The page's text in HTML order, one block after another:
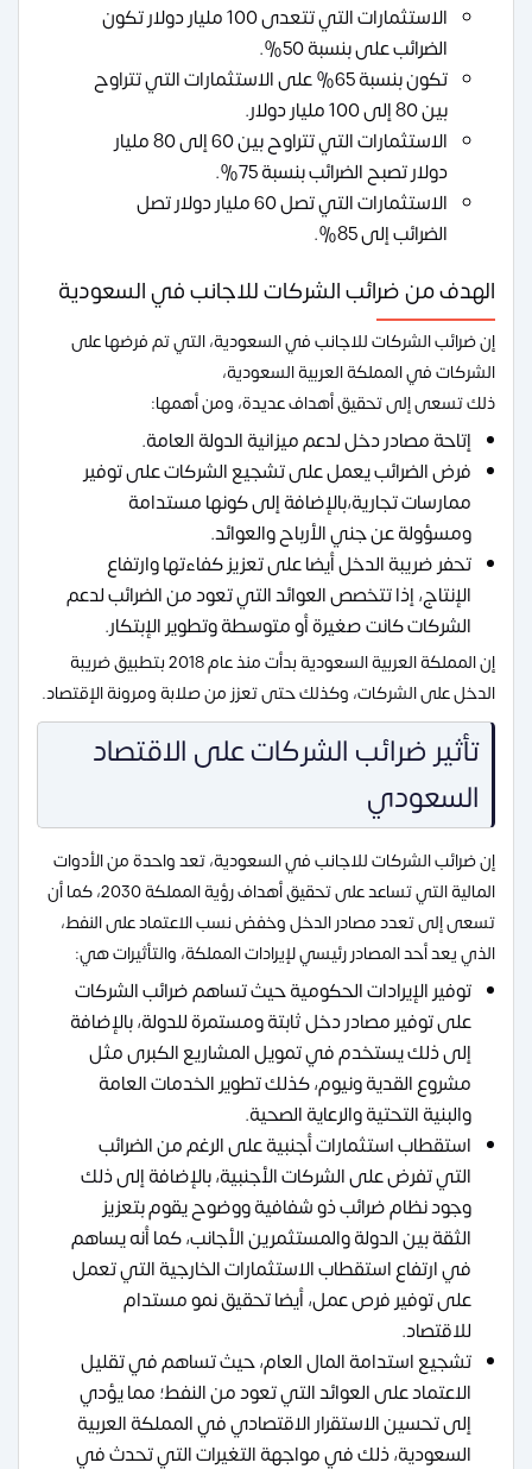
الاستثمارات التي تتعدى 100 مليار دولار تكون
الضرائب على بنسبة 50%.
تكون بنسبة 65% على الاستثمارات التي تتراوح
بين 80 إلى 100 مليار دولار.
الاستثمارات التي تتراوح بين 60 إلى 80 مليار
دولار تصبح الضرائب بنسبة 75%.
الاستثمارات التي تصل 60 مليار دولار تصل
الضرائب إلى 85%.
الهدف من ضرائب الشركات للاجانب في السعودية
إن ضرائب الشركات للاجانب في السعودية، التي تم فرضها على
الشركات في المملكة العربية السعودية،
ذلك تسعى إلى تحقيق أهداف عديدة، ومن أهمها:
إتاحة مصادر دخل لدعم ميزانية الدولة العامة.
فرض الضرائب يعمل على تشجيع الشركات على توفير
ممارسات تجارية،بالإضافة إلى كونها مستدامة
ومسؤولة عن جني الأرباح والعوائد.
تحفر ضريبة الدخل أيضا على تعزيز كفاءتها وارتفاع
الإنتاج، إذا تتخصص العوائد التي تعود من الضرائب لدعم
الشركات كانت صغيرة أو متوسطة وتطوير الإبتكار.
إن المملكة العربية السعودية بدأت منذ عام 2018 بتطبيق ضريبة
الدخل على الشركات، وكذلك حتى تعزز من صلابة ومرونة الإقتصاد.
تأثير ضرائب الشركات على الاقتصاد
السعودي
إن ضرائب الشركات للاجانب في السعودية، تعد واحدة من الأدوات
المالية التي تساعد على تحقيق أهداف رؤية المملكة 2030، كما أن
تسعى إلى تعدد مصادر الدخل وخفض نسب الاعتماد على النفط،
الذي يعد أحد المصادر رئيسي لإيرادات المملكة، والتأثيرات هي:
توفير الإيرادات الحكومية حيث تساهم ضرائب الشركات
على توفير مصادر دخل ثابتة ومستمرة للدولة، بالإضافة
إلى ذلك يستخدم في تمويل المشاريع الكبرى مثل
مشروع القدية ونيوم، كذلك تطوير الخدمات العامة
والبنية التحتية والرعاية الصحية.
استقطاب استثمارات أجنبية على الرغم من الضرائب
التي تفرض على الشركات الأجنبية، بالإضافة إلى ذلك
وجود نظام ضرائب ذو شفافية ووضوح يقوم بتعزيز
الثقة بين الدولة والمستثمرين الأجانب، كما أنه يساهم
في ارتفاع استقطاب الاستثمارات الخارجية التي تعمل
على توفير فرص عمل، أيضا تحقيق نمو مستدام
للاقتصاد.
تشجيع استدامة المال العام، حيث تساهم في تقليل
الاعتماد على العوائد التي تعود من النفط؛ مما يؤدي
إلى تحسين الاستقرار الاقتصادي في المملكة العربية
السعودية، ذلك في مواجهة التغيرات التي تحدث في